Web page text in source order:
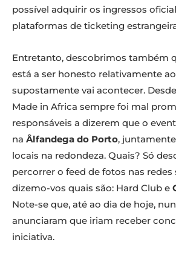
possível adquirir os ingressos
plataformas de ticketing
Entretanto, descobrimos também
está a ser honesto relativamente
supostamente vai acontecer.
Made in Africa sempre foi mal
responsáveis a dizerem que o
na Âlfandega do Porto,
locais na redondeza. Quais? Só
percorrer o feed de fotos nas redes
dizemo-vos quais são: Hard Club e
Note-se que, até ao dia de hoje,
anunciaram que iriam receber
iniciativa.